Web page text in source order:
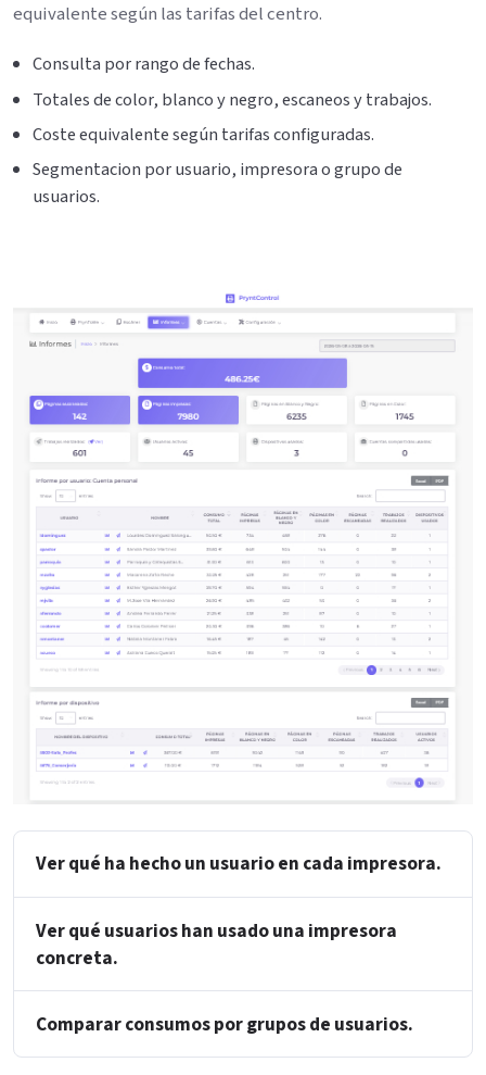
equivalente según las tarifas del centro.
Consulta por rango de fechas.
Totales de color, blanco y negro, escaneos y trabajos.
Coste equivalente según tarifas configuradas.
Segmentacion por usuario, impresora o grupo de
usuarios.
Ver qué ha hecho un usuario en cada impresora.
Ver qué usuarios han usado una impresora
concreta.
Comparar consumos por grupos de usuarios.